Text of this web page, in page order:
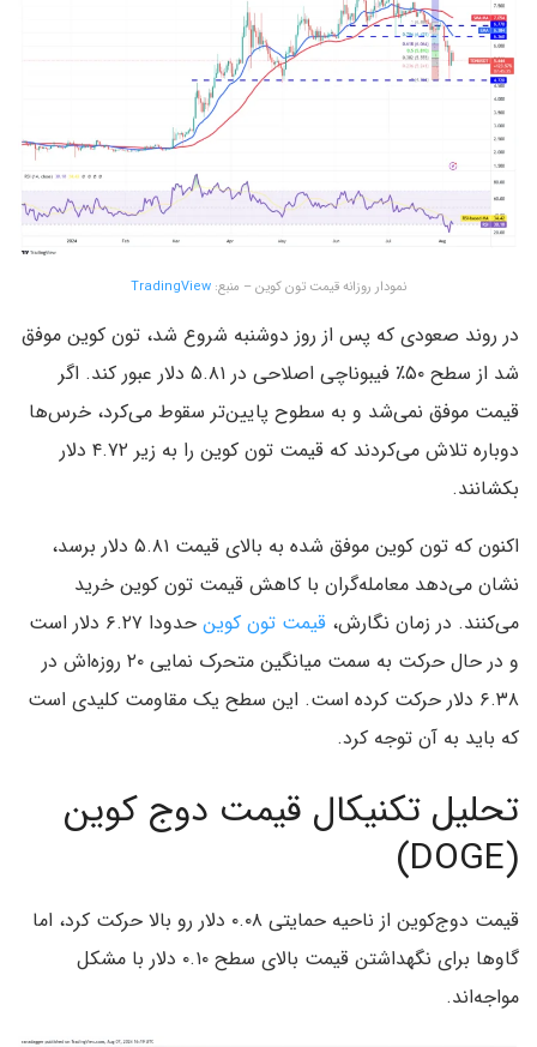
نمودار روزانه قیمت تون کوین – منبع: TradingView
در روند صعودی‌ که پس از روز دوشنبه شروع شد، تون کوین موفق
شد از سطح ۵۰٪ فیبوناچی اصلاحی در ۵.۸۱ دلار عبور کند. اگر
قیمت موفق نمی‌شد و به سطوح پایین‌تر سقوط می‌کرد، خرس‌ها
دوباره تلاش می‌کردند که قیمت تون کوین را به زیر ۴.۷۲ دلار
بکشانند.
اکنون که تون کوین موفق شده به بالای قیمت ۵.۸۱ دلار برسد،
نشان می‌دهد معامله‌گران با کاهش قیمت‌ تون کوین خرید
می‌کنند. در زمان نگارش، قیمت تون کوین
حدودا ۶.۲۷ دلار است
و در حال حرکت به سمت میانگین متحرک نمایی ۲۰ روزه‌اش در
۶.۳۸ دلار حرکت کرده است. این سطح یک مقاومت کلیدی است
که باید به آن توجه کرد.
تحلیل تکنیکال قیمت دوج‌ کوین
(DOGE)
قیمت دوج‌کوین از ناحیه حمایتی ۰.۰۸ دلار رو بالا حرکت کرد، اما
گاوها برای نگهداشتن قیمت بالای سطح ۰.۱۰ دلار با مشکل
مواجه‌اند.